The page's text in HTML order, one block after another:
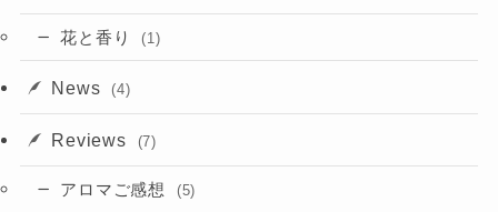
花と香り (1)
News (4)
Reviews (7)
アロマご感想 (5)